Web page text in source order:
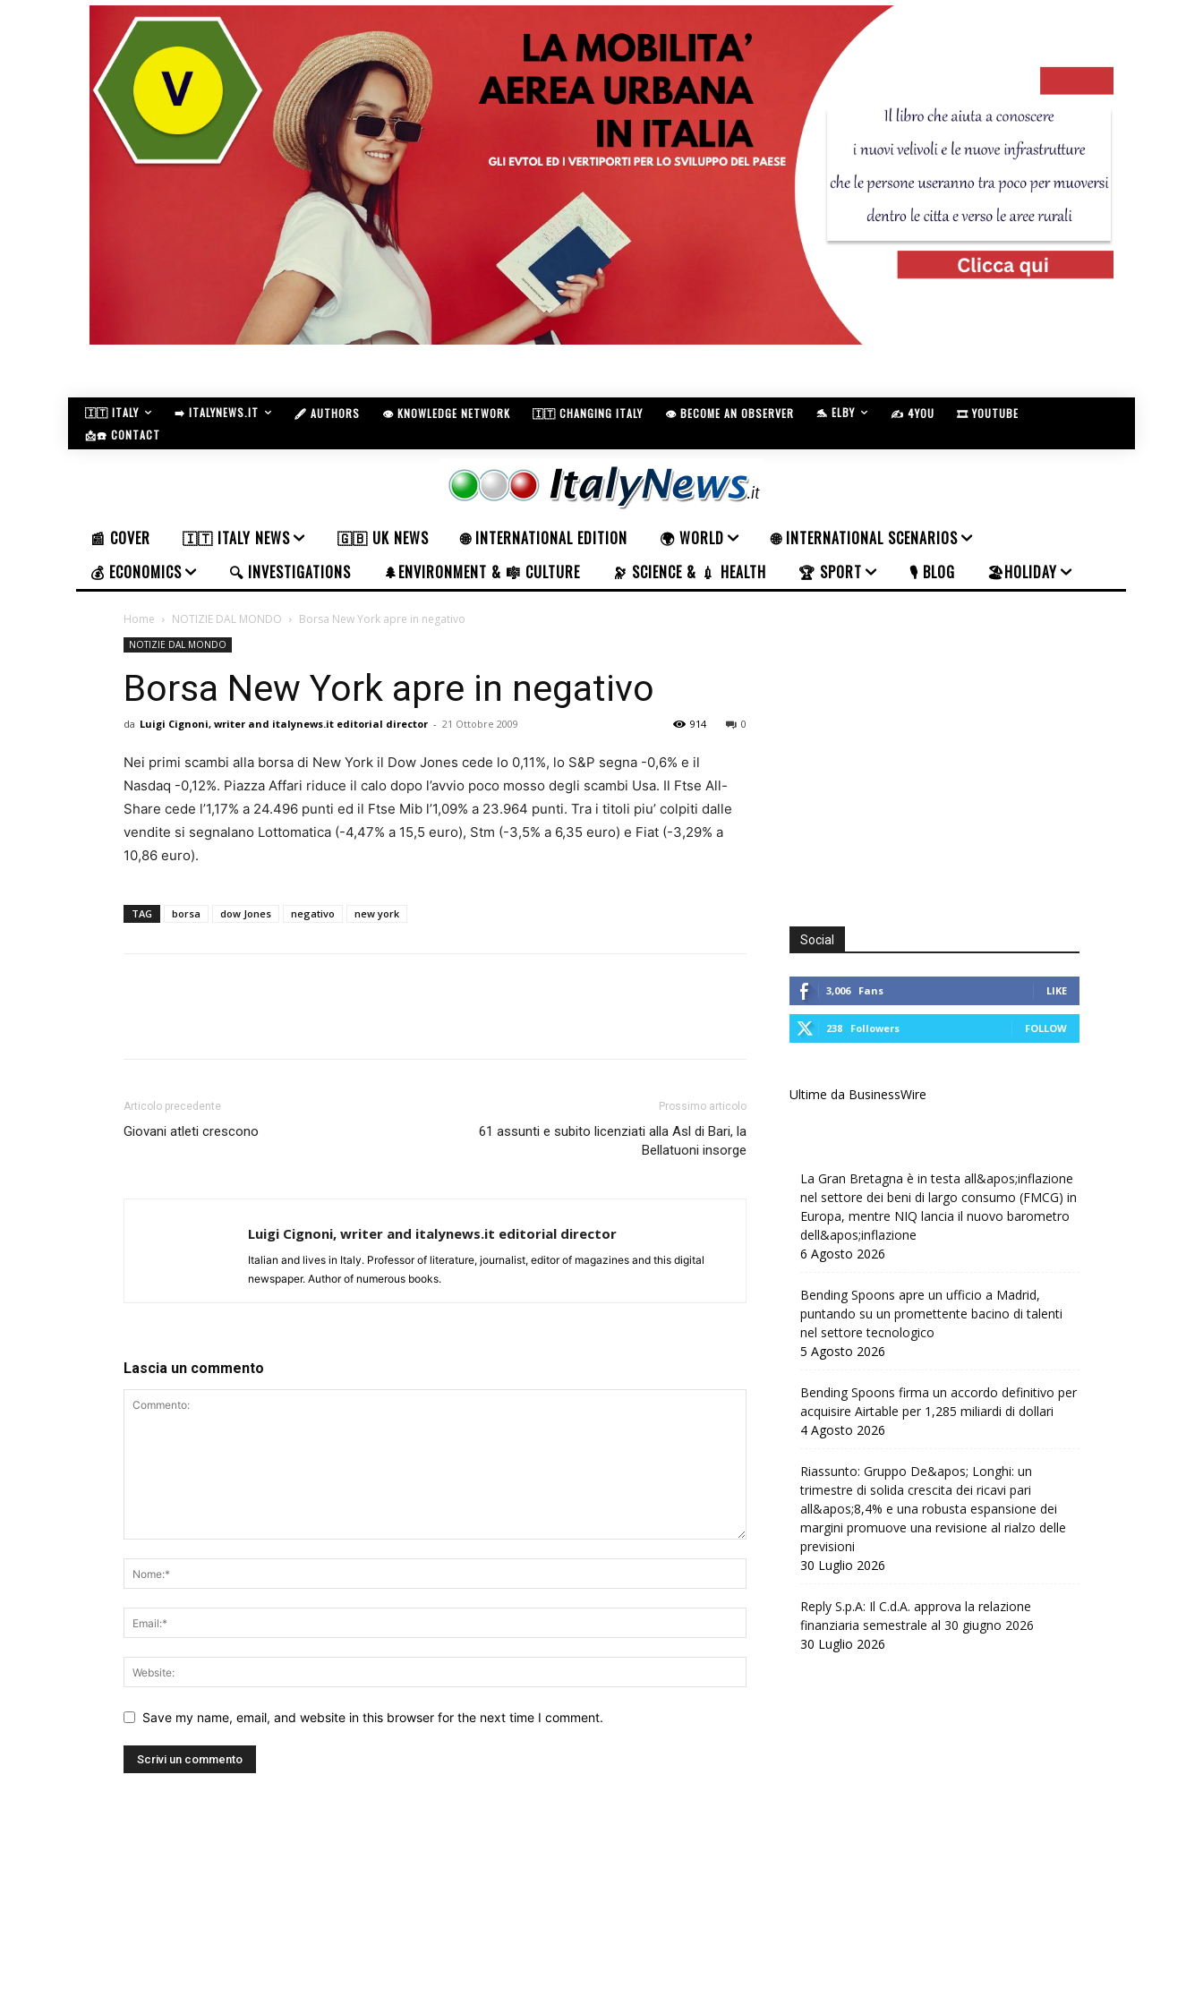
🇮🇹 ITALY ➡️ ITALYNEWS.IT 🖋️ AUTHORS 👁️ KNOWLEDGE NETWORK 🇮🇹 CHANGING ITALY 👁️ BECOME AN OBSERVER 🐬 ELBY ✍️ 4YOU
🎞️ YOUTUBE
📩☎️ CONTACT
📰 COVER 🇮🇹 ITALY NEWS 🇬🇧 UK NEWS 🌐 INTERNATIONAL EDITION 🌍 WORLD
🌐 INTERNATIONAL SCENARIOS
💰 ECONOMICS
🔍 INVESTIGATIONS 🌲ENVIRONMENT & 🎼 CULTURE 🔭 SCIENCE & 💉 HEALTH 🏆 SPORT 🎙️ BLOG 🏖️HOLIDAY
Home NOTIZIE DAL MONDO Borsa New York apre in negativo
NOTIZIE DAL MONDO
Borsa New York apre in negativo
da Luigi Cignoni, writer and italynews.it editorial director - 21 Ottobre 2009 0
914
Nei primi scambi alla borsa di New York il Dow Jones cede lo 0,11%, lo S&P segna -0,6% e il
Nasdaq -0,12%. Piazza Affari riduce il calo dopo l’avvio poco mosso degli scambi Usa. Il Ftse All-
Share cede l’1,17% a 24.496 punti ed il Ftse Mib l’1,09% a 23.964 punti. Tra i titoli piu’ colpiti dalle
vendite si segnalano Lottomatica (-4,47% a 15,5 euro), Stm (-3,5% a 6,35 euro) e Fiat (-3,29% a
10,86 euro).
TAG borsa dow Jones negativo new york
Articolo precedente
Giovani atleti crescono
Prossimo articolo
61 assunti e subito licenziati alla Asl di Bari, la
Bellatuoni insorge
Luigi Cignoni, writer and italynews.it editorial director
Italian and lives in Italy. Professor of literature, journalist, editor of magazines and this digital
newspaper. Author of numerous books.
Lascia un commento
Save my name, email, and website in this browser for the next time I comment.
Social
3,006 Fans LIKE
238 Followers FOLLOW
Ultime da BusinessWire
La Gran Bretagna è in testa all&apos;inflazione
nel settore dei beni di largo consumo (FMCG) in
Europa, mentre NIQ lancia il nuovo barometro
dell&apos;inflazione
6 Agosto 2026
Bending Spoons apre un ufficio a Madrid,
puntando su un promettente bacino di talenti
nel settore tecnologico
5 Agosto 2026
Bending Spoons firma un accordo definitivo per
acquisire Airtable per 1,285 miliardi di dollari
4 Agosto 2026
Riassunto: Gruppo De&apos; Longhi: un
trimestre di solida crescita dei ricavi pari
all&apos;8,4% e una robusta espansione dei
margini promuove una revisione al rialzo delle
previsioni
30 Luglio 2026
Reply S.p.A: Il C.d.A. approva la relazione
finanziaria semestrale al 30 giugno 2026
30 Luglio 2026